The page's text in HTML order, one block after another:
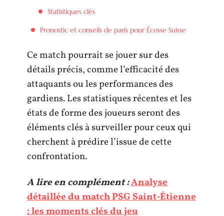
Statistiques clés
Pronostic et conseils de paris pour Écosse Suisse
Ce match pourrait se jouer sur des
détails précis, comme l’efficacité des
attaquants ou les performances des
gardiens. Les statistiques récentes et les
états de forme des joueurs seront des
éléments clés à surveiller pour ceux qui
cherchent à prédire l’issue de cette
confrontation.
A lire en complément :Analyse
détaillée du match PSG Saint-Étienne
: les moments clés du jeu